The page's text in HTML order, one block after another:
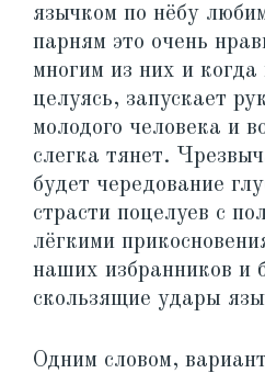
язычком по нёбу
парням это очень
многим из них и
целуясь, запускает
молодого человека и
слегка тянет.
будет чередование
страсти поцелуев с
лёгкими
наших избранников и
скользящие удары
Одним словом,